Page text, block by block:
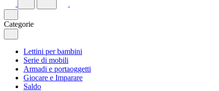
Categorie
Lettini per bambini
Serie di mobili
Armadi e portaoggetti
Giocare e Imparare
Saldo